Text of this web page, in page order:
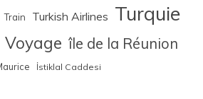
Train Turkish Airlines Turquie
Voyage île de la Réunion
İstiklal Caddesi